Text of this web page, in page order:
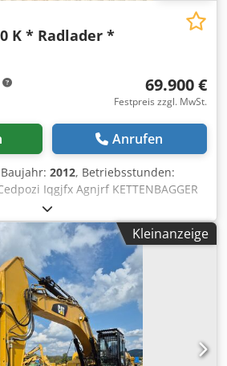
K * Radlader *
69.900 €
Festpreis zzgl. MwSt.
Anrufen
2012, Betriebsstunden:
Iqgjfx Agnjrf KETTENBAGGER
IN SEHR GUTEM ZUSTAND! *
2012 * BETRIEBSSTUNDEN: 18.000
Radio * KLIMAANLAGE * Joystick-
für Schnellwechsler *
Hammer/Greifer/Schere *
KUBA – POLNISCH, ENGLISCH,
* SEBASTIAN – POLNISCH,
* LASZLO – UNGARISCH * COSTEL –
alle Formalitäten für den
erforderlichen Unterlagen) *
Kleinanzeige